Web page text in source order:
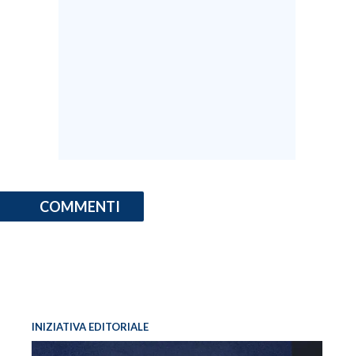
COMMENTI
INIZIATIVA EDITORIALE